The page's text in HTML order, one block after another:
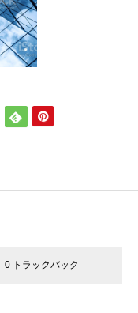
0 トラックバック